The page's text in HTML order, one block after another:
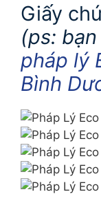
Giấy
(ps:
pháp lý
Bình